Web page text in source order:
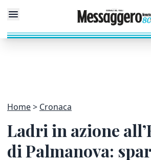
Home Cronaca
Ladri in azione
di Palmanova: